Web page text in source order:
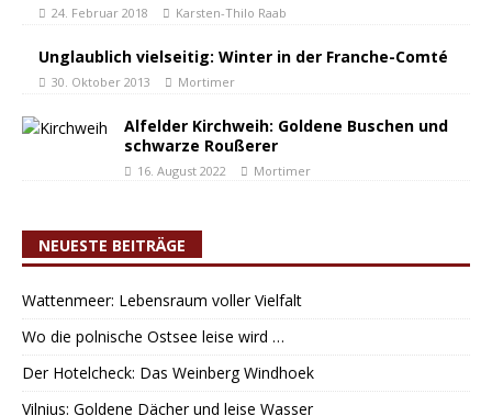
24. Februar 2018 Karsten-Thilo Raab
Unglaublich vielseitig: Winter in der Franche-Comté
30. Oktober 2013 Mortimer
Alfelder Kirchweih: Goldene Buschen und
schwarze Roußerer
16. August 2022 Mortimer
NEUESTE BEITRÄGE
Wattenmeer: Lebensraum voller Vielfalt
Wo die polnische Ostsee leise wird …
Der Hotelcheck: Das Weinberg Windhoek
Vilnius: Goldene Dächer und leise Wasser